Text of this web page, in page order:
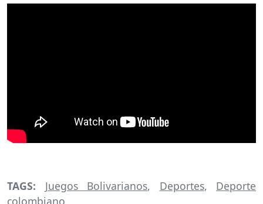
TAGS: Juegos Bolivarianos, Deportes, Deporte
colombiano